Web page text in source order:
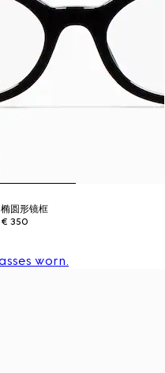
椭圆形镜框
€ 350